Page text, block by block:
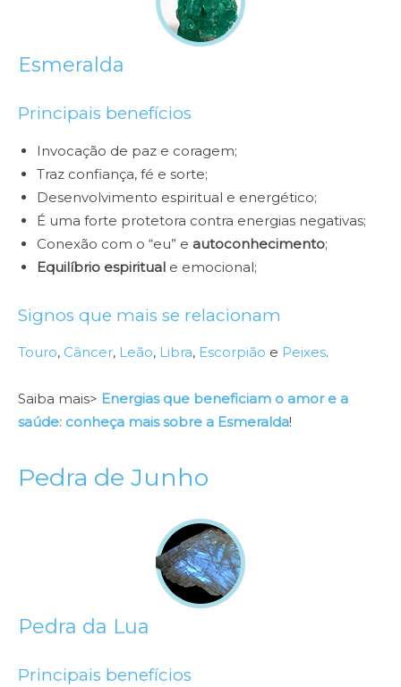
Esmeralda
Principais benefícios
Invocação de paz e coragem;
Traz confiança, fé e sorte;
Desenvolvimento espiritual e energético;
É uma forte protetora contra energias negativas;
Conexão com o “eu” e autoconhecimento;
Equilíbrio espiritual e emocional;
Signos que mais se relacionam
Touro, Câncer, Leão, Libra, Escorpião e Peixes.
Saiba mais> Energias que beneficiam o amor e a
saúde: conheça mais sobre a Esmeralda!
Pedra de Junho
Pedra da Lua
Principais benefícios